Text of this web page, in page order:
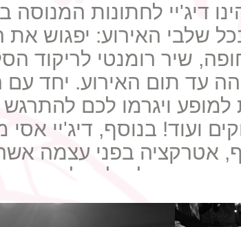
דיג'יי לחתונות
שלבי האירוע: יפגוש
שיר רומנטי לריקוד
עד תום האירוע. יחד עם
ויגרמו לכם
ועוד! בנוסף, דיג'יי
אטרקציה בפני עצמה
בכל גיל וגיל.